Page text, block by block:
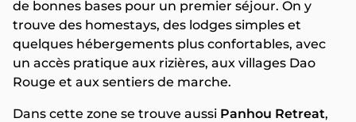
de bonnes bases pour un premier séjour. On y
trouve des homestays, des lodges simples et
quelques hébergements plus confortables, avec
un accès pratique aux rizières, aux villages Dao
Rouge et aux sentiers de marche.
Dans cette zone se trouve aussi Panhou Retreat,